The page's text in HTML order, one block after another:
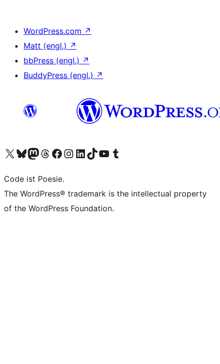
WordPress.com ↗
Matt (engl.) ↗
bbPress (engl.) ↗
BuddyPress (engl.) ↗
Unser X-Konto (früher Twitter) besuchen
Unser Bluesky-Konto besuchen
Unser Mastodon-Konto besuchen
Unser Threads-Konto besuchen
Unsere Facebook-Seite besuchen
Unser Instagram-Konto besuchen
Unser LinkedIn-Konto besuchen
Unser TikTok-Konto besuchen
Unseren YouTube-Kanal besuchen
Unser Tumblr-Konto besuchen
Code ist Poesie.
The WordPress® trademark is the intellectual property
of the WordPress Foundation.